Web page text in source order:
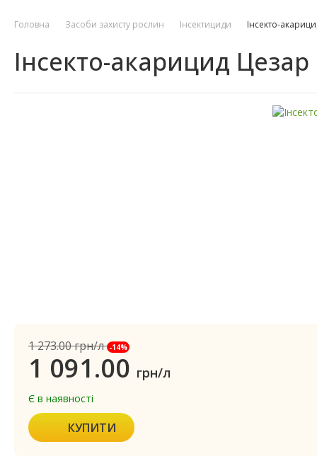
Головна Засоби захисту рослин Інсектициди Інсекто-
Інсекто-акарицид Цезар
1 273.00грн/л -14%
1 091.00 грн/л
Є в наявності
КУПИТИ